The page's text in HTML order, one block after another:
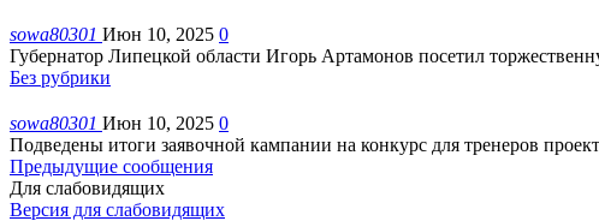
sowa80301 Июн 10, 2025 0
Губернатор Липецкой области Игорь Артамонов посетил
Без рубрики
sowa80301 Июн 10, 2025 0
Подведены итоги заявочной кампании на конкурс для тренеров
Предыдущие сообщения
Для слабовидящих
Версия для слабовидящих